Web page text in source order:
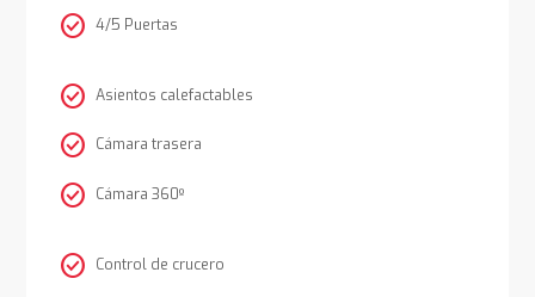
check_circle 4/5 Puertas
check_circle Asientos calefactables
check_circle Cámara trasera
check_circle Cámara 360º
check_circle Control de crucero